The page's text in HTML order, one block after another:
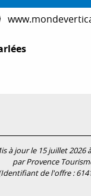
à jour le 15 juillet 2026
par Provence
de l'offre :